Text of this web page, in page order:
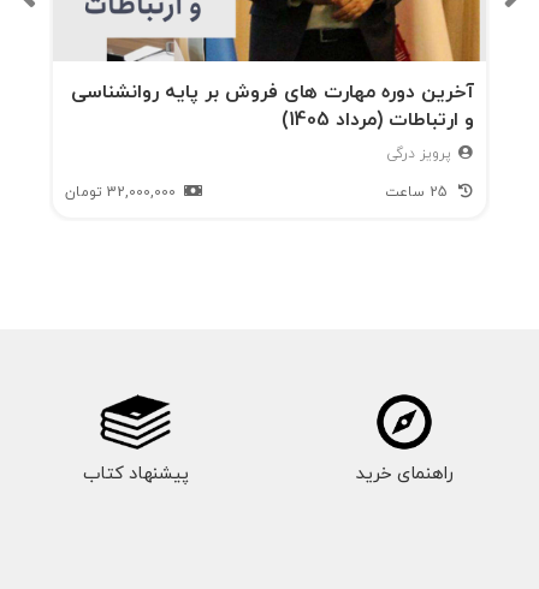
آخرین دوره مهارت های فروش بر پایه روانشناسی
و ارتباطات (مرداد 1405)
پرویز درگی
32,000,000 تومان
راهنمای خرید پیشنهاد کتاب